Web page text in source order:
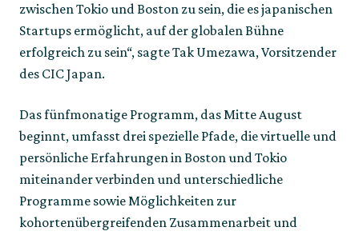
zwischen Tokio und Boston zu sein, die es japanischen
Startups ermöglicht, auf der globalen Bühne
erfolgreich zu sein“, sagte Tak Umezawa, Vorsitzender
des CIC Japan.
Das fünfmonatige Programm, das Mitte August
beginnt, umfasst drei spezielle Pfade, die virtuelle und
persönliche Erfahrungen in Boston und Tokio
miteinander verbinden und unterschiedliche
Programme sowie Möglichkeiten zur
kohortenübergreifenden Zusammenarbeit und